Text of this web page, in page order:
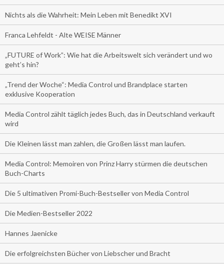
Nichts als die Wahrheit: Mein Leben mit Benedikt XVI
Franca Lehfeldt - Alte WEISE Männer
„FUTURE of Work”: Wie hat die Arbeitswelt sich verändert und wo
geht’s hin?
„Trend der Woche“: Media Control und Brandplace starten
exklusive Kooperation
Media Control zählt täglich jedes Buch, das in Deutschland verkauft
wird
Die Kleinen lässt man zahlen, die Großen lässt man laufen.
Media Control: Memoiren von Prinz Harry stürmen die deutschen
Buch-Charts
Die 5 ultimativen Promi-Buch-Bestseller von Media Control
Die Medien-Bestseller 2022
Hannes Jaenicke
Die erfolgreichsten Bücher von Liebscher und Bracht